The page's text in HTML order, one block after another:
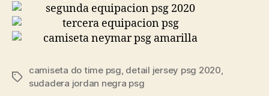
Etiquetas
camiseta do time psg, detail jersey psg 2020,
sudadera jordan negra psg